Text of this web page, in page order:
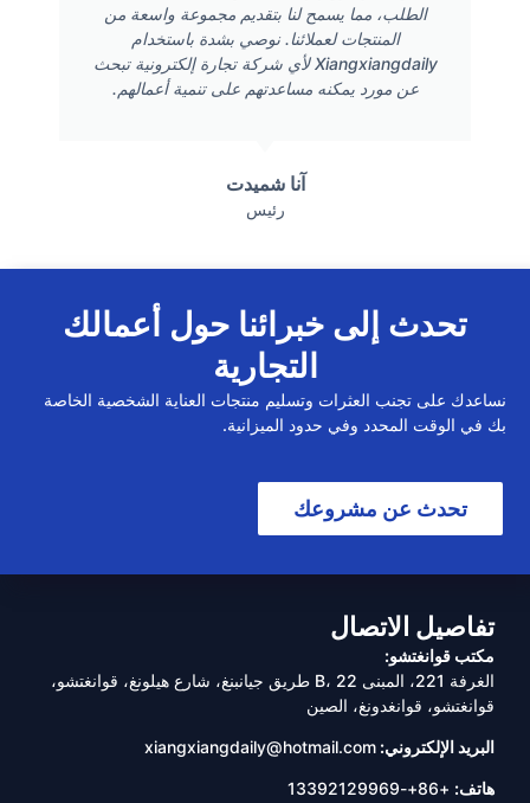
الطلب، مما يسمح لنا بتقديم مجموعة واسعة من
المنتجات لعملائنا. نوصي بشدة باستخدام
Xiangxiangdaily لأي شركة تجارة إلكترونية تبحث
عن مورد يمكنه مساعدتهم على تنمية أعمالهم.
آنا شميدت
رئيس
تحدث إلى خبرائنا حول أعمالك
التجارية
نساعدك على تجنب العثرات وتسليم منتجات العناية الشخصية الخاصة
بك في الوقت المحدد وفي حدود الميزانية.
تحدث عن مشروعك
تفاصيل الاتصال
مكتب قوانغتشو:
الغرفة 221، المبنى B، 22 طريق جيانبنغ، شارع هيلونغ، قوانغتشو،
قوانغتشو، قوانغدونغ، الصين
البريد الإلكتروني: xiangxiangdaily@hotmail.com
هاتف: +86+-13392129969